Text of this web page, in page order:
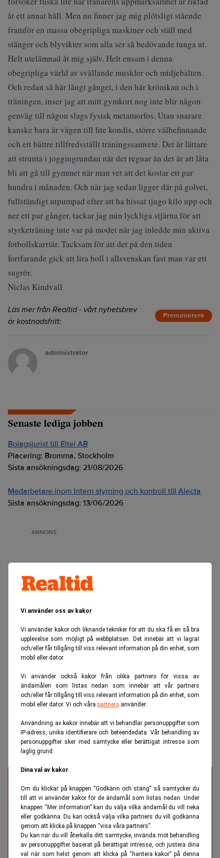
Vi använder oss av kakor
Vi använder kakor och liknande tekniker för att du ska få en så bra
upplevelse som möjligt på webbplatsen. Det innebär att vi lagrar
och/eller får tillgång till viss relevant information på din enhet, som
mobil eller dator.
Vi använder också kakor från olika partners för vissa av
ändamålen som listas nedan som innebär att vår partners
och/eller får tillgång till viss relevant information på din enhet, som
mobil eller dator. Vi och våra partners använder.
Användning av kakor innebär att vi behandlar personuppgifter som
IP-adress, unika identifierare och beteendedata. Vår behandling av
personuppgifter sker med samtycke eller berättigat intresse som
laglig grund.
Dina val av kakor
Om du klickar på knappen “Godkänn och stäng” så samtycker du
till att vi använder kakor för de ändamål som listas nedan. Under
knappen “Mer information” kan du välja vilka ändamål du vill neka
eller godkänna. Du kan också välja vilka partners du vill godkänna
genom att klicka på knappen “visa våra partners”.
Du kan när du vill återkalla ditt samtycke, invända mot behandling
av personuppgifter baserat på berättigat intresse, och justera dina
val när som helst genom att klicka på “hantera kakor” på denna
åt ett annat håll. Men nu finner jag mig plötsligt stående
framför en massa obegripliga maskiner och ställ med
stänger och blyvikter som alla ser så bedövande tunga ut.
Helt utelämnad åt mig själv. Helt ensam i denna
obegripliga värld av svällande muskler och midjebälten.
Och redan så här långt gånget, i den här krönikan och i
träningen, inser jag att mitt gymkort nog inte blir någon
genväg till någon slags fysisk metamorfos. Utan snarare
kanske bara är vägen till lite kondis, större välbefinnande
och ett bättre tillfredsställt träningssamvete. Det är lättare
att strunta i joggingrundan när det regnar än det är att låta
bli att gå till gymmet när man vet att det kostar ett par
hundra i månaden. Och när jag sedan ligger där på golvet,
fullständigt utpumpad efter att ha hissat tjugo kilo upp och
ner ett par gånger, tackar jag min lyckliga stjärna för att
styrketräning inte var på modet när jag inledde min aktiva
fotbollskarriär. Tacksam för att det på den tiden
fortfarande gick att lira boll i allsvenskan fast man var ett
sugrör.
Niclas Kindvall
Läs mer från Realtid - vårt nyhetsbrev
är kostnadsfritt:
Prenumerera
administrator
Senaste lediga jobben
Bolagsjurist till Eltel AB
Placering: Bromma, Stockholm
Sista ansökningsdag: 21/08/2026
Medarbetare inom Intern styrning och kontroll till Alecta
Sista ansökningsdag: 13/06/2026
ANNONS
Realtid.se Makro
Buffett: ”Jag kan vara en av de tio mest
tursamma”